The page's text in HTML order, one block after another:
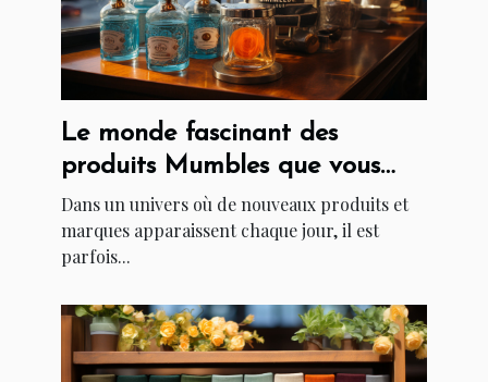
Le monde fascinant des
produits Mumbles que vous
devez connaître
Dans un univers où de nouveaux produits et
marques apparaissent chaque jour, il est
parfois...